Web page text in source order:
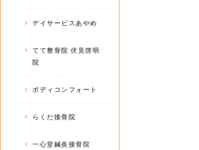
デイサービスあやめ
てて整骨院 伏見啓明
院
ボディコンフォート
らくだ接骨院
一心堂鍼灸接骨院